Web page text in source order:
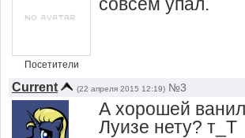
Посетители
Current (22 апреля 2015 12:19) №3
А хорошей
Луизе нету? т_Т